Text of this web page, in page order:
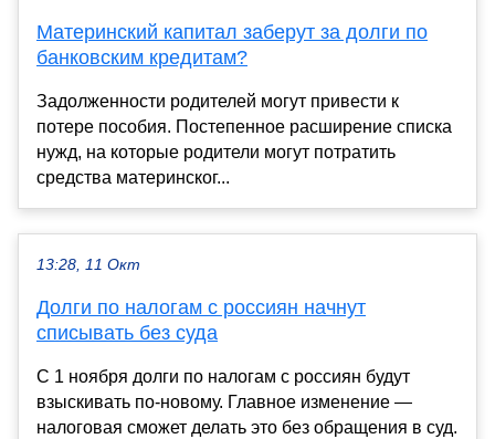
Материнский капитал заберут за долги по
банковским кредитам?
Задолженности родителей могут привести к
потере пособия. Постепенное расширение списка
нужд, на которые родители могут потратить
средства материнског...
13:28, 11 Окт
Долги по налогам с россиян начнут
списывать без суда
С 1 ноября долги по налогам с россиян будут
взыскивать по-новому. Главное изменение —
налоговая сможет делать это без обращения в суд.